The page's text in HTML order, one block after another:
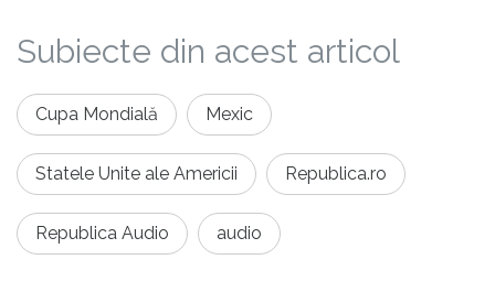
Subiecte din acest articol
Cupa Mondială Mexic
Statele Unite ale Americii Republica.ro
Republica Audio audio